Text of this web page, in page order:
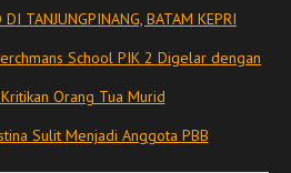
DI TANJUNGPINANG, BATAM KEPRI
School PIK 2 Digelar dengan
Orang Tua Murid
Sulit Menjadi Anggota PBB